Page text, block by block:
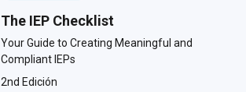
The IEP Checklist
Your Guide to Creating Meaningful and
Compliant IEPs
2nd Edición